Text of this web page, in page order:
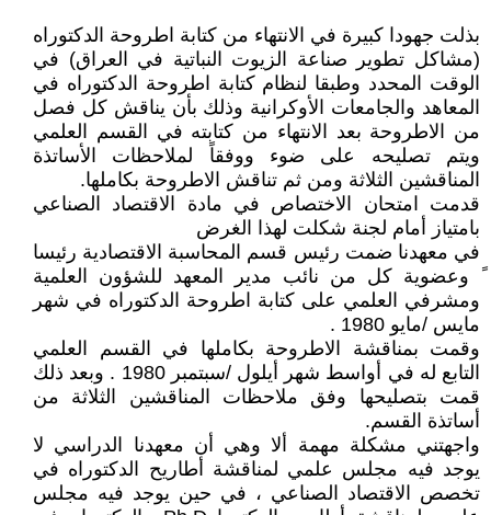
بذلت جهودا كبيرة في الانتهاء من كتابة اطروحة الدكتوراه
(مشاكل تطوير صناعة الزيوت النباتية في العراق) في
الوقت المحدد وطبقا لنظام كتابة اطروحة الدكتوراه في
المعاهد والجامعات الأوكرانية وذلك بأن يناقش كل فصل
من الاطروحة بعد الانتهاء من كتابته في القسم العلمي
ويتم تصليحه على ضوء ووفقاً لملاحظات الأساتذة
المناقشين الثلاثة ومن ثم تناقش الاطروحة بكاملها.
قدمت امتحان الاختصاص في مادة الاقتصاد الصناعي
بامتياز أمام لجنة شكلت لهذا الغرض
في معهدنا ضمت رئيس قسم المحاسبة الاقتصادية رئيسا
ً وعضوية كل من نائب مدير المعهد للشؤون العلمية
ومشرفي العلمي على كتابة اطروحة الدكتوراه في شهر
مايس /مايو 1980 .
وقمت بمناقشة الاطروحة بكاملها في القسم العلمي
التابع له في أواسط شهر أيلول /سبتمبر 1980 . وبعد ذلك
قمت بتصليحها وفق ملاحظات المناقشين الثلاثة من
أساتذة القسم.
واجهتني مشكلة مهمة ألا وهي أن معهدنا الدراسي لا
يوجد فيه مجلس علمي لمناقشة أطاريح الدكتوراه في
تخصص الاقتصاد الصناعي ، في حين يوجد فيه مجلس